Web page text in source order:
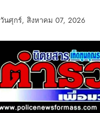
วันศุกร์, สิงหาคม 07, 2026